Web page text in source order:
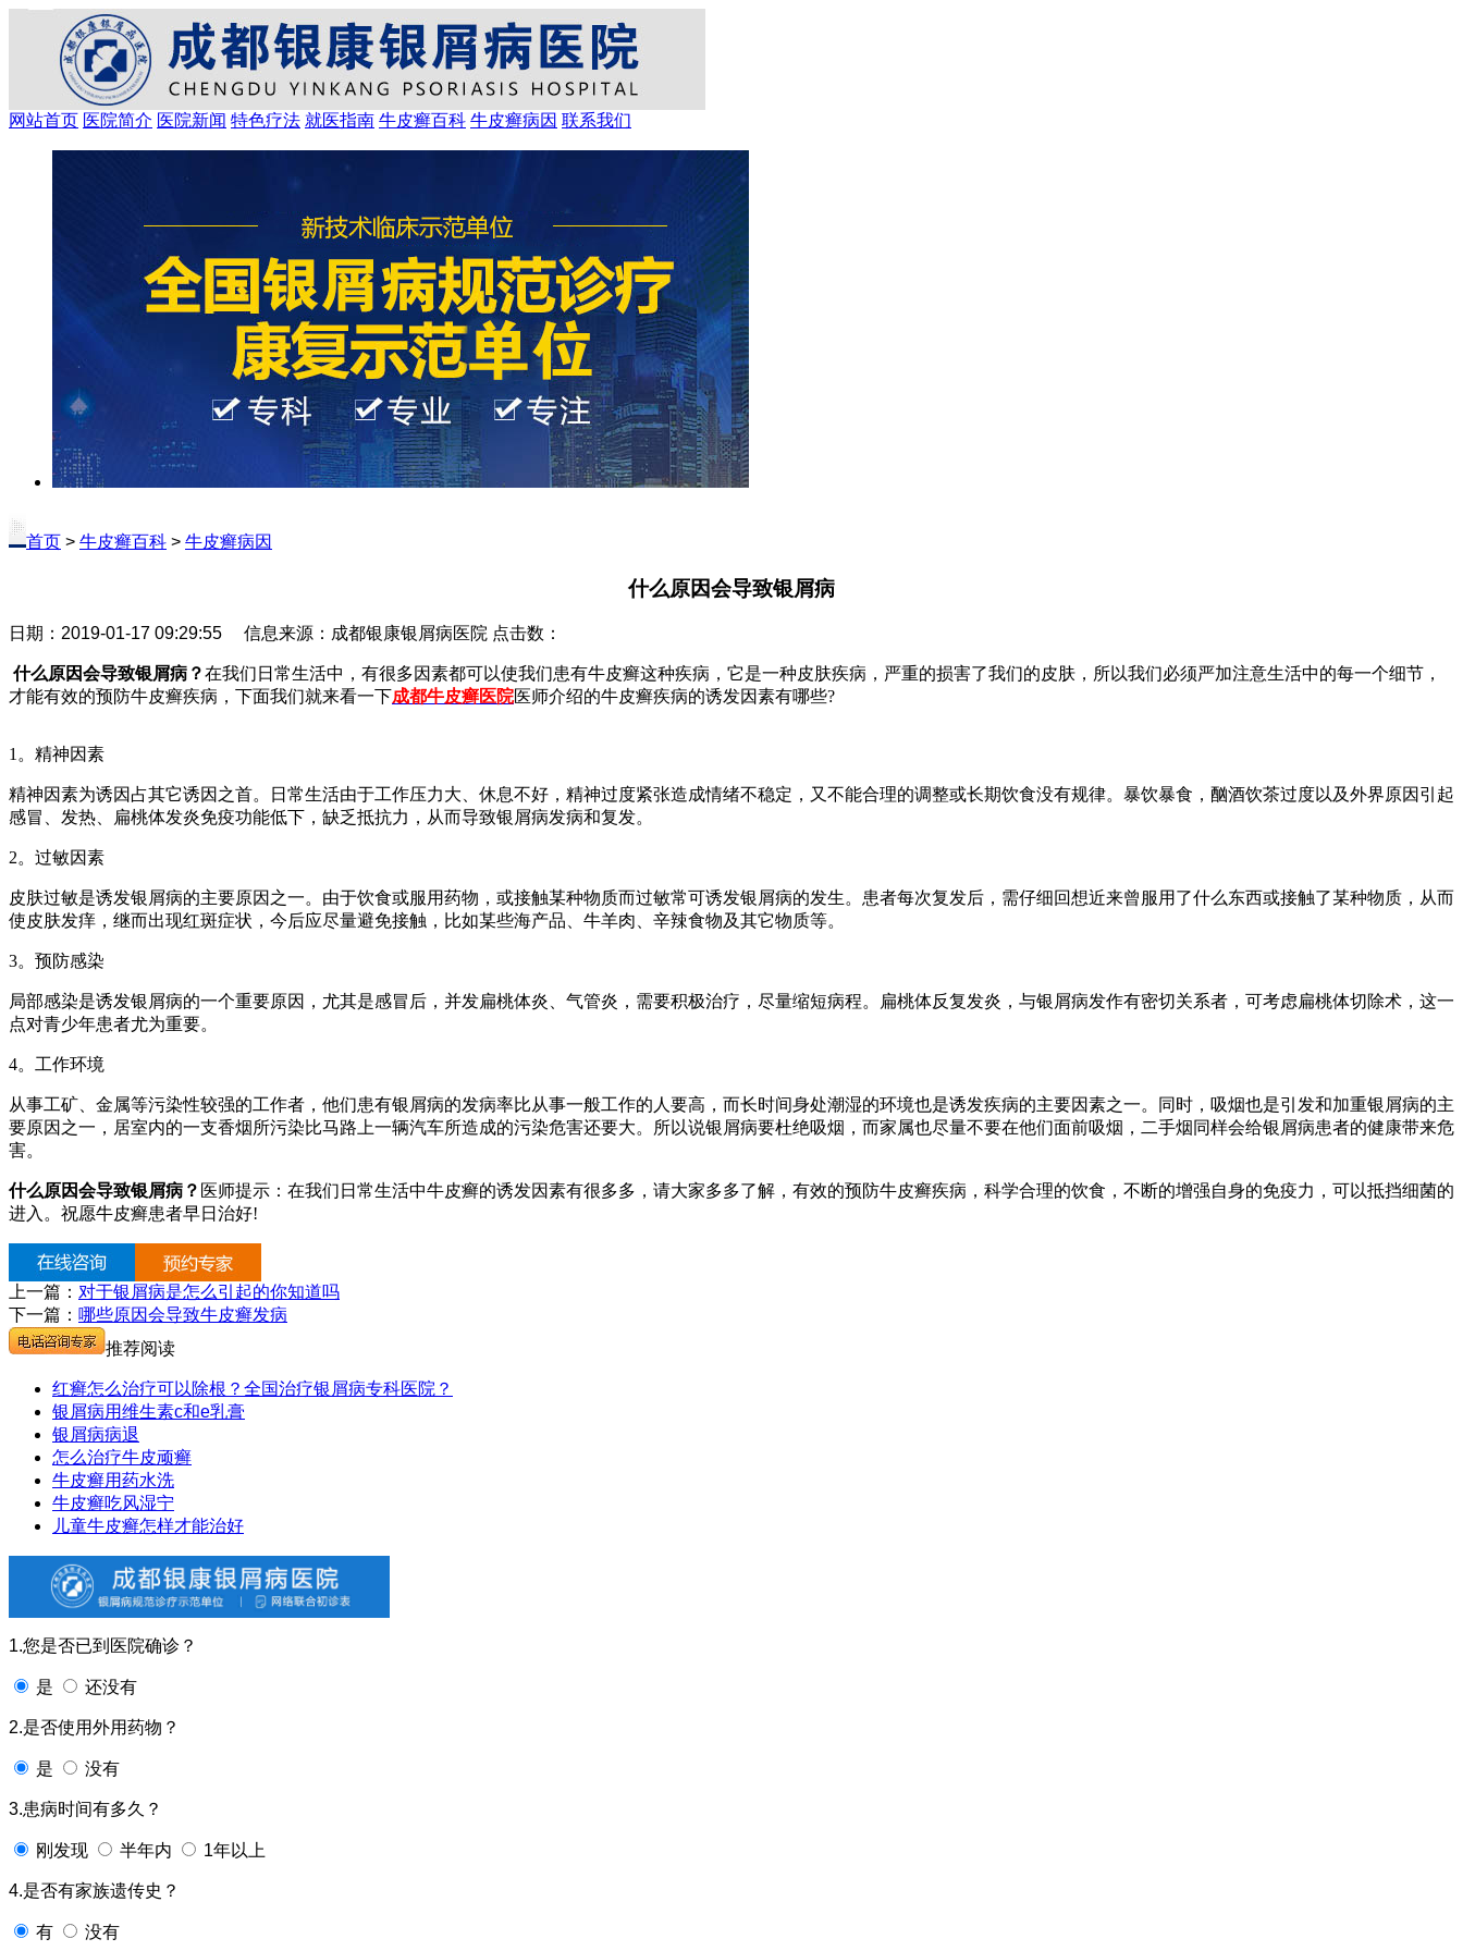
网站首页 医院简介 医院新闻 特色疗法 就医指南 牛皮癣百科 牛皮癣病因 联系我们
首页 > 牛皮癣百科 > 牛皮癣病因
什么原因会导致银屑病
日期：2019-01-17 09:29:55 信息来源：成都银康银屑病医院 点击数：
什么原因会导致银屑病？在我们日常生活中，有很多因素都可以使我们患有牛皮癣这种疾病，它是一种皮肤疾病，严重的损害了我们的皮肤，所以我们必须严加注意生活中的每一个细节，
才能有效的预防牛皮癣疾病，下面我们就来看一下成都牛皮癣医院医师介绍的牛皮癣疾病的诱发因素有哪些?
1。精神因素
精神因素为诱因占其它诱因之首。日常生活由于工作压力大、休息不好，精神过度紧张造成情绪不稳定，又不能合理的调整或长期饮食没有规律。暴饮暴食，酗酒饮茶过度以及外界原因引起
感冒、发热、扁桃体发炎免疫功能低下，缺乏抵抗力，从而导致银屑病发病和复发。
2。过敏因素
皮肤过敏是诱发银屑病的主要原因之一。由于饮食或服用药物，或接触某种物质而过敏常可诱发银屑病的发生。患者每次复发后，需仔细回想近来曾服用了什么东西或接触了某种物质，从而
使皮肤发痒，继而出现红斑症状，今后应尽量避免接触，比如某些海产品、牛羊肉、辛辣食物及其它物质等。
3。预防感染
局部感染是诱发银屑病的一个重要原因，尤其是感冒后，并发扁桃体炎、气管炎，需要积极治疗，尽量缩短病程。扁桃体反复发炎，与银屑病发作有密切关系者，可考虑扁桃体切除术，这一
点对青少年患者尤为重要。
4。工作环境
从事工矿、金属等污染性较强的工作者，他们患有银屑病的发病率比从事一般工作的人要高，而长时间身处潮湿的环境也是诱发疾病的主要因素之一。同时，吸烟也是引发和加重银屑病的主
要原因之一，居室内的一支香烟所污染比马路上一辆汽车所造成的污染危害还要大。所以说银屑病要杜绝吸烟，而家属也尽量不要在他们面前吸烟，二手烟同样会给银屑病患者的健康带来危
害。
什么原因会导致银屑病？ 医师提示：在我们日常生活中牛皮癣的诱发因素有很多多，请大家多多了解，有效的预防牛皮癣疾病，科学合理的饮食，不断的增强自身的免疫力，可以抵挡细菌的
进入。祝愿牛皮癣患者早日治好!
上一篇： 对于银屑病是怎么引起的你知道吗
下一篇： 哪些原因会导致牛皮癣发病
推荐阅读
红癣怎么治疗可以除根？全国治疗银屑病专科医院？
银屑病用维生素c和e乳膏
银屑病病退
怎么治疗牛皮顽癣
牛皮癣用药水洗
牛皮癣吃风湿宁
儿童牛皮癣怎样才能治好
1.您是否已到医院确诊？
是 还没有
2.是否使用外用药物？
是 没有
3.患病时间有多久？
刚发现 半年内 1年以上
4.是否有家族遗传史？
有 没有